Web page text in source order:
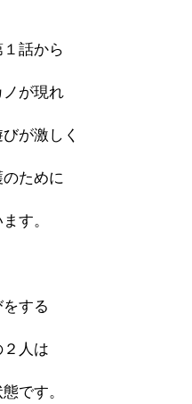
話から
が現れ
が激しく
ために
す。
する
人は
です。